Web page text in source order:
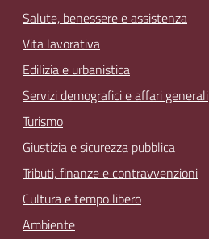
Salute, benessere e assistenza
Vita lavorativa
Edilizia e urbanistica
Servizi demografici e affari generali
Turismo
Giustizia e sicurezza pubblica
Tributi, finanze e contravvenzioni
Cultura e tempo libero
Ambiente